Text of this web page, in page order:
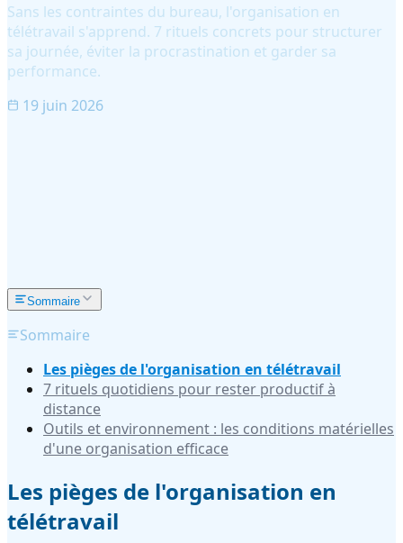
Sans les contraintes du bureau, l'organisation en
télétravail s'apprend. 7 rituels concrets pour structurer
sa journée, éviter la procrastination et garder sa
performance.
19 juin 2026
Sommaire
Sommaire
Les pièges de l'organisation en télétravail
7 rituels quotidiens pour rester productif à
distance
Outils et environnement : les conditions matérielles
d'une organisation efficace
Les pièges de l'organisation en
télétravail